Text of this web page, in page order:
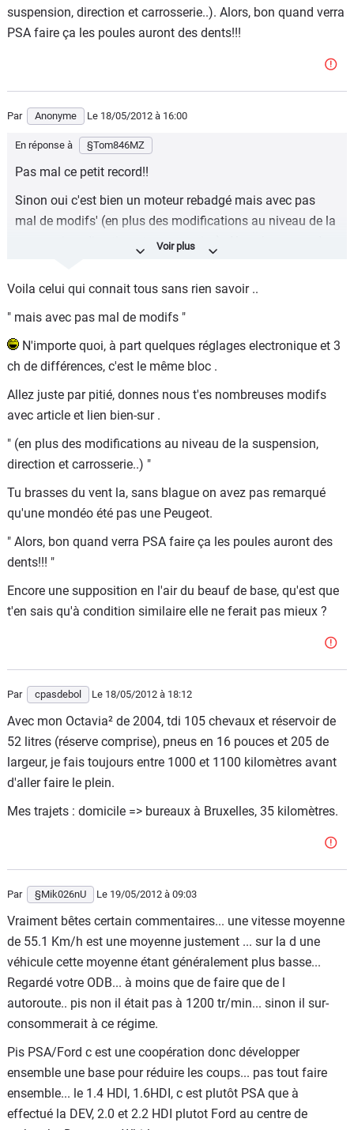
suspension, direction et carrosserie..). Alors, bon quand verra
PSA faire ça les poules auront des dents!!!
Par Anonyme Le 18/05/2012 à 16:00
En réponse à §Tom846MZ
Pas mal ce petit record!!
Sinon oui c'est bien un moteur rebadgé mais avec pas
mal de modifs' (en plus des modifications au niveau de la
suspension, direction et carrosserie..). Alors, bon quand
Voila celui qui connait tous sans rien savoir ..
" mais avec pas mal de modifs "
N'importe quoi, à part quelques réglages electronique et 3
ch de différences, c'est le même bloc .
Allez juste par pitié, donnes nous t'es nombreuses modifs
avec article et lien bien-sur .
" (en plus des modifications au niveau de la suspension,
direction et carrosserie..) "
Tu brasses du vent la, sans blague on avez pas remarqué
qu'une mondéo été pas une Peugeot.
" Alors, bon quand verra PSA faire ça les poules auront des
dents!!! "
Encore une supposition en l'air du beauf de base, qu'est que
t'en sais qu'à condition similaire elle ne ferait pas mieux ?
Par cpasdebol Le 18/05/2012 à 18:12
Avec mon Octavia² de 2004, tdi 105 chevaux et réservoir de
52 litres (réserve comprise), pneus en 16 pouces et 205 de
largeur, je fais toujours entre 1000 et 1100 kilomètres avant
d'aller faire le plein.
Mes trajets : domicile => bureaux à Bruxelles, 35 kilomètres.
Par §Mik026nU Le 19/05/2012 à 09:03
Vraiment bêtes certain commentaires... une vitesse moyenne
de 55.1 Km/h est une moyenne justement ... sur la d une
véhicule cette moyenne étant généralement plus basse...
Regardé votre ODB... à moins que de faire que de l
autoroute.. pis non il était pas à 1200 tr/min... sinon il sur-
consommerait à ce régime.
Pis PSA/Ford c est une coopération donc développer
ensemble une base pour réduire les coups... pas tout faire
ensemble... le 1.4 HDI, 1.6HDI, c est plutôt PSA que à
effectué la DEV, 2.0 et 2.2 HDI plutot Ford au centre de